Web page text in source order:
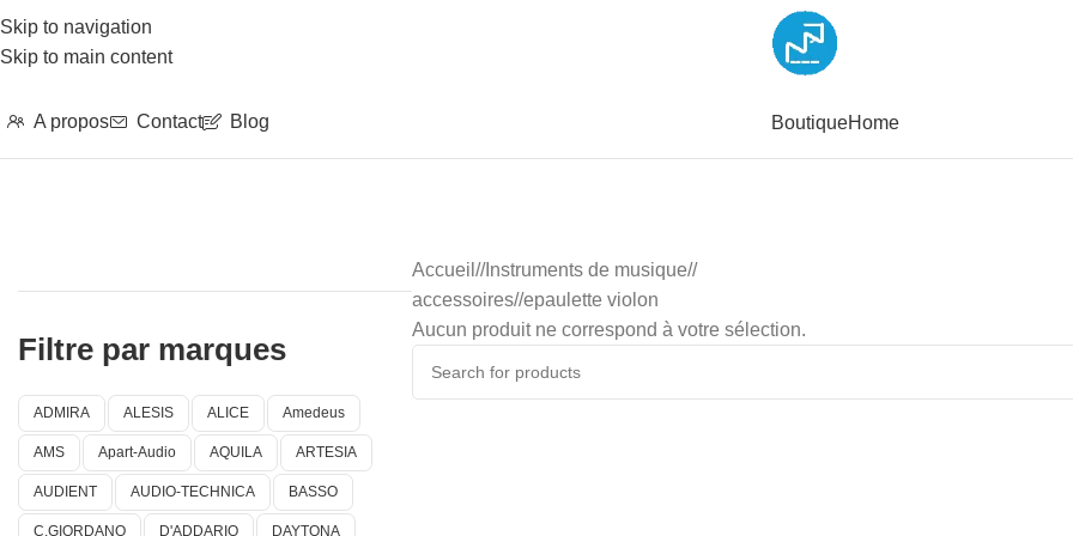
Skip to navigation
Skip to main content
A propos Contact Blog BoutiqueHome
Filtre par marques
ADMIRA ALESIS ALICE Amedeus
AMS Apart-Audio AQUILA ARTESIA
AUDIENT AUDIO-TECHNICA BASSO
C.GIORDANO D'ADDARIO DAYTONA
Accueil / Instruments de musique/
accessoires/ epaulette violon
Aucun produit ne correspond à votre sélection.